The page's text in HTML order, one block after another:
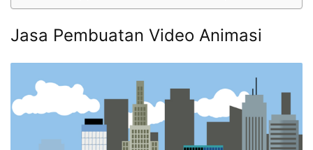
Jasa Pembuatan Video Animasi